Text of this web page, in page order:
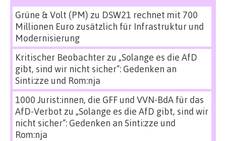
Grüne & Volt (PM) zu DSW21 rechnet mit 700
Millionen Euro zusätzlich für Infrastruktur und
Modernisierung
Kritischer Beobachterzu „Solange es die AfD
gibt, sind wir nicht sicher“: Gedenken an
Sinti:zze und Rom:nja
1000 Jurist:innen, die GFF und VVN-BdA für das
AfD-Verbot zu „Solange es die AfD gibt, sind wir
nicht sicher“: Gedenken an Sinti:zze und
Rom:nja